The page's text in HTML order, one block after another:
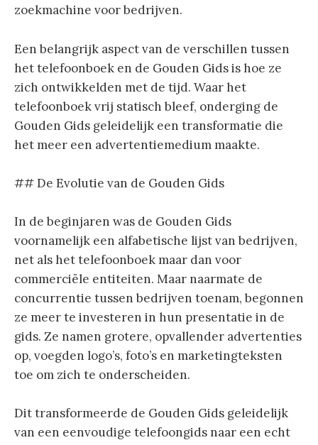
zoekmachine voor bedrijven.
Een belangrijk aspect van de verschillen tussen
het telefoonboek en de Gouden Gids is hoe ze
zich ontwikkelden met de tijd. Waar het
telefoonboek vrij statisch bleef, onderging de
Gouden Gids geleidelijk een transformatie die
het meer een advertentiemedium maakte.
## De Evolutie van de Gouden Gids
In de beginjaren was de Gouden Gids
voornamelijk een alfabetische lijst van bedrijven,
net als het telefoonboek maar dan voor
commerciële entiteiten. Maar naarmate de
concurrentie tussen bedrijven toenam, begonnen
ze meer te investeren in hun presentatie in de
gids. Ze namen grotere, opvallender advertenties
op, voegden logo’s, foto’s en marketingteksten
toe om zich te onderscheiden.
Dit transformeerde de Gouden Gids geleidelijk
van een eenvoudige telefoongids naar een echt